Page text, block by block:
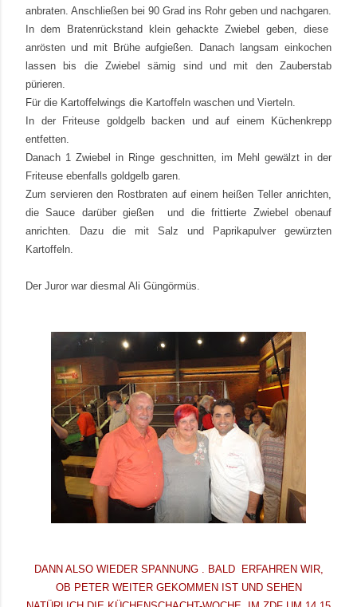
anbraten. Anschließen bei 90 Grad ins Rohr geben und nachgaren.
In dem Bratenrückstand klein gehackte Zwiebel geben, diese
anrösten und mit Brühe aufgießen. Danach langsam einkochen
lassen bis die Zwiebel sämig sind und mit den Zauberstab
pürieren.
Für die Kartoffelwings die Kartoffeln waschen und Vierteln.
In der Friteuse goldgelb backen und auf einem Küchenkrepp
entfetten.
Danach 1 Zwiebel in Ringe geschnitten, im Mehl gewälzt in der
Friteuse ebenfalls goldgelb garen.
Zum servieren den Rostbraten auf einem heißen Teller anrichten,
die Sauce darüber gießen und die frittierte Zwiebel obenauf
anrichten. Dazu die mit Salz und Paprikapulver gewürzten
Kartoffeln.
Der Juror war diesmal Ali Güngörmüs.
DANN ALSO WIEDER SPANNUNG . BALD ERFAHREN WIR,
OB PETER WEITER GEKOMMEN IST UND SEHEN